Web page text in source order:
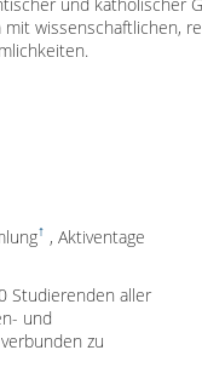
wissenschaftlichen,
, Aktiventage
Studierenden aller
und
zu